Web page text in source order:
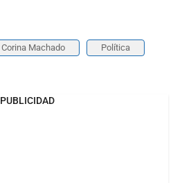
Machado Política
PUBLICIDAD